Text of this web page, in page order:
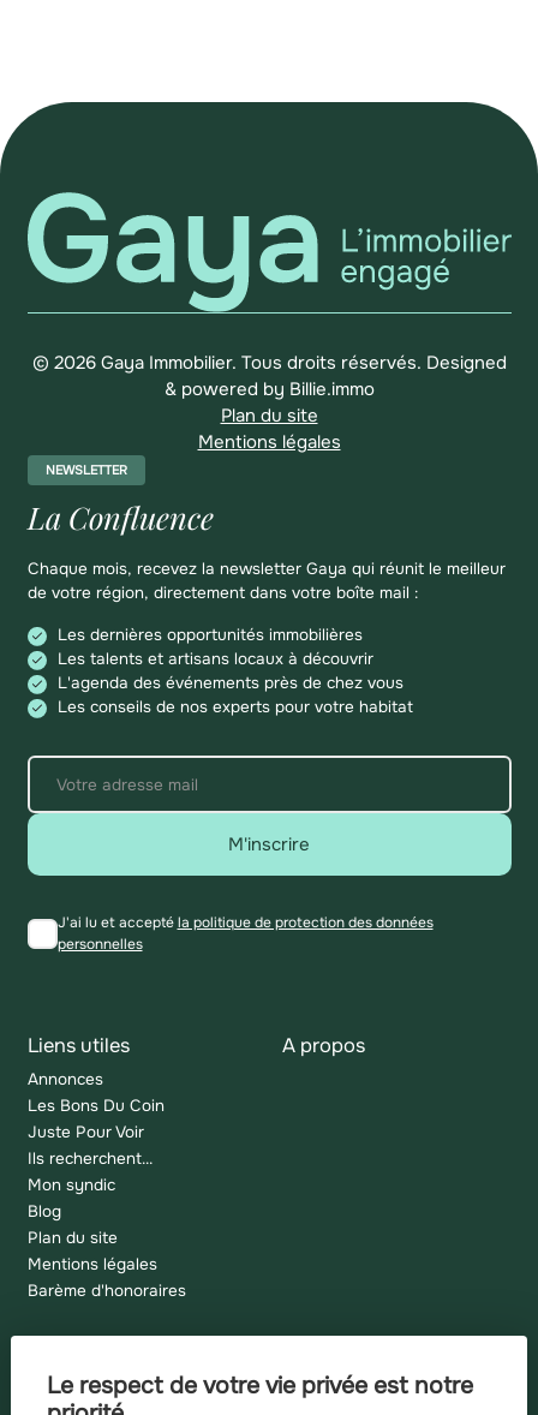
Le respect de votre vie privée est notre
NEWSLETTER
La Confluence
Chaque mois, recevez la newsletter Gaya qui réunit le meilleur
de votre région, directement dans votre boîte mail :
Les dernières opportunités immobilières
Les talents et artisans locaux à découvrir
L'agenda des événements près de chez vous
Les conseils de nos experts pour votre habitat
M'inscrire
J'ai lu et acceptéla politique de protection des données
personnelles
Liens utiles
Annonces
Les Bons Du Coin
Juste Pour Voir
Ils recherchent...
Mon syndic
Blog
Plan du site
Mentions légales
Barème d'honoraires
A propos
Recherches fréquentes
© 2026 Gaya Immobilier. Tous droits réservés. Designed
& powered by Billie.immo
Plan du site
Mentions légales